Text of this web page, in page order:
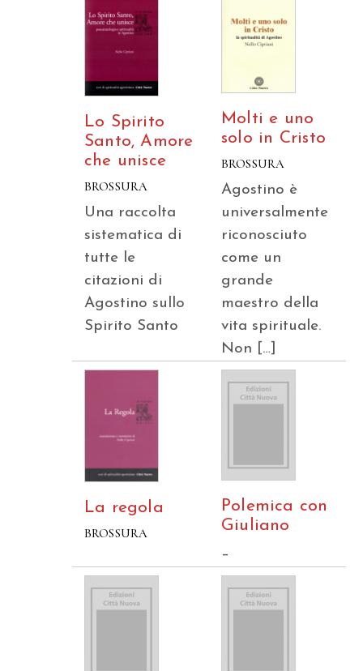
Lo Spirito
Santo, Amore
che unisce
BROSSURA
Una raccolta
sistematica di
tutte le
citazioni di
Agostino sullo
Spirito Santo
Molti e uno
solo in Cristo
BROSSURA
Agostino è
universalmente
riconosciuto
come un
grande
maestro della
vita spirituale.
Non […]
La regola
BROSSURA
Polemica con
Giuliano
–